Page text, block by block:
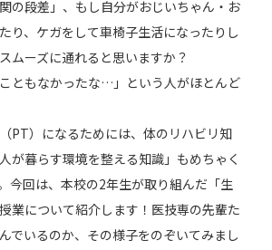
の段差」、もし自分がおじいちゃん・お
り、ケガをして車椅子生活になったりし
ムーズに通れると思いますか？
こともなかったな…」という人がほとんど
PT）になるためには、体のリハビリ知
が暮らす環境を整える知識」もめちゃく
今回は、本校の2年生が取り組んだ「生
業について紹介します！医技専の先輩た
でいるのか、その様子をのぞいてみまし